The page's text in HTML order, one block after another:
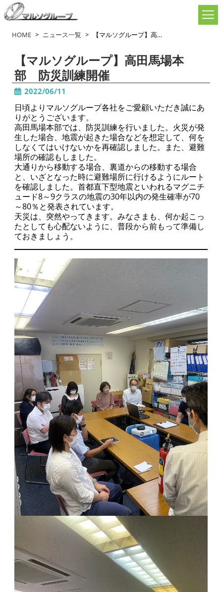
企業理念
グループ企業
会社概要
採用情報
今すぐ職種で探す
フリーダイヤル
0120-336-381
HOME ニュース一覧 【マルソグループ】高田馬場本部 防災訓練開催…
【マルソグループ】高田馬場本
部 防災訓練開催
2022/06/11
日頃よりマルソグループ各社をご愛顧いただき誠にあ
りがとうございます。
高田馬場本部では、防災訓練を行いました。火災が発
生した場合、地震が起きた場合などを想定して、何を
しなくてはいけないかを再確認しました。また、避難
場所の確認もしました。
大通りから移動する場合、裏道からの移動する場合
と、いざとなった時に避難場所に行けるようにルート
を確認しました。首都直下型地震といわれるマグニチ
ュード8～9クラスの地震の30年以内の発生確率が70
～80％と発表されています。
天災は、突然やってきます。みなさまも、何か起こっ
たとしても心配ないように、普段から前もって準備し
ておきましょう。